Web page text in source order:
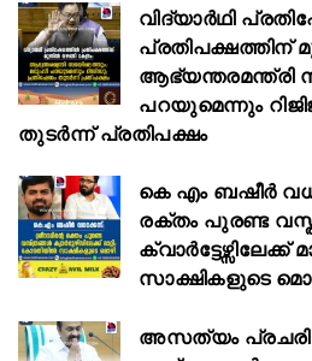
വിദ്യാർഥി
പ്രതിപക്ഷത്തിന്
ആഭ്യന്തരമന്ത്രി
പറയുമെന്നും
തുടർന്ന് പ്രതിപക്ഷം
കെ എം ബഷീർ
രക്തം പുരണ്ട
ക്വാർട്ടേഴ്സിലേക്ക്
സാക്ഷികളുടെ
അസത്യം